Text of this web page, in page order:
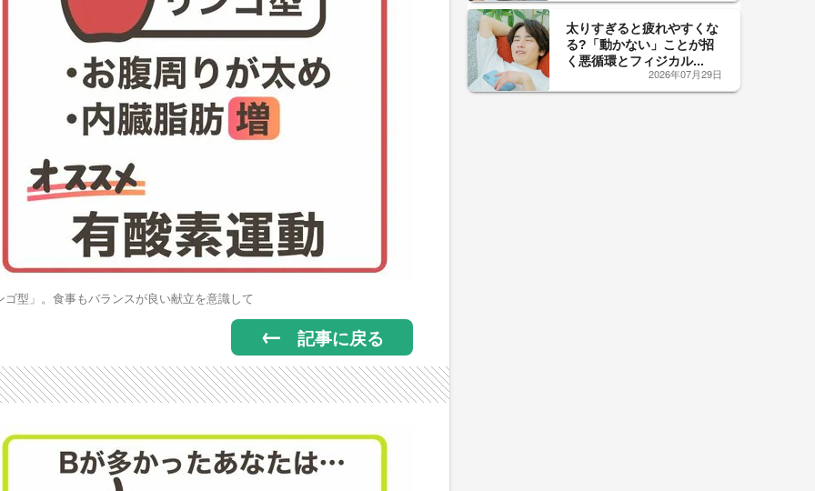
型」。食事もバランスが良い献立を意識して
記事に戻る
太りすぎると疲れやすくな
る?「動かない」ことが招
く悪循環とフィジカル...
2026年07月29日